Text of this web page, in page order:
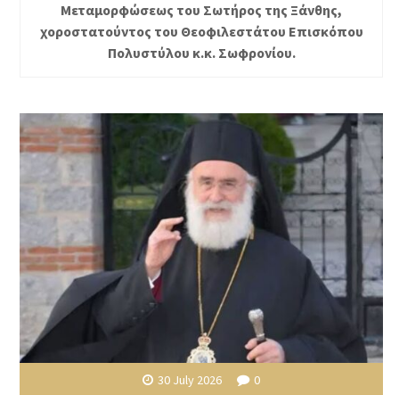
Μεταμορφώσεως του Σωτήρος της Ξάνθης,
χοροστατούντος του Θεοφιλεστάτου Επισκόπου
Πολυστύλου κ.κ. Σωφρονίου.
30 July 2026 0